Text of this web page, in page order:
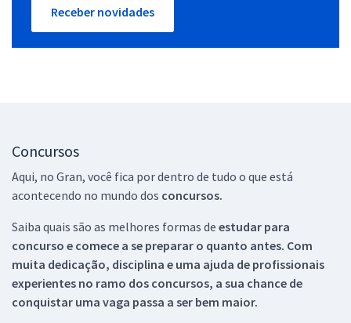
Receber novidades
Concursos
Aqui, no Gran, você fica por dentro de tudo o que está
acontecendo no mundo dos concursos.
Saiba quais são as melhores formas de estudar para
concurso e comece a se preparar o quanto antes. Com
muita dedicação, disciplina e uma ajuda de profissionais
experientes no ramo dos concursos, a sua chance de
conquistar uma vaga passa a ser bem maior.